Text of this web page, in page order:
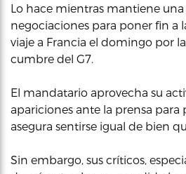
Lo hace mientras mantiene
negociaciones para poner fin a
viaje a Francia el domingo por
cumbre del G7.
El mandatario aprovecha su
apariciones ante la prensa para
asegura sentirse igual de bien
Sin embargo, sus críticos,